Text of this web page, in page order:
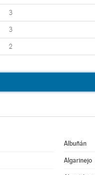
3
3
2
Albuñán
Algarinejo